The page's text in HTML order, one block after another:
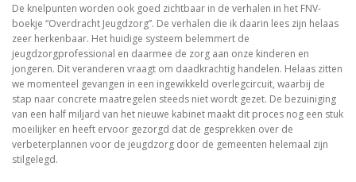
De knelpunten worden ook goed zichtbaar in de verhalen in het FNV-
boekje “Overdracht Jeugdzorg”. De verhalen die ik daarin lees zijn helaas
zeer herkenbaar. Het huidige systeem belemmert de
jeugdzorgprofessional en daarmee de zorg aan onze kinderen en
jongeren. Dit veranderen vraagt om daadkrachtig handelen. Helaas zitten
we momenteel gevangen in een ingewikkeld overlegcircuit, waarbij de
stap naar concrete maatregelen steeds niet wordt gezet. De bezuiniging
van een half miljard van het nieuwe kabinet maakt dit proces nog een stuk
moeilijker en heeft ervoor gezorgd dat de gesprekken over de
verbeterplannen voor de jeugdzorg door de gemeenten helemaal zijn
stilgelegd.